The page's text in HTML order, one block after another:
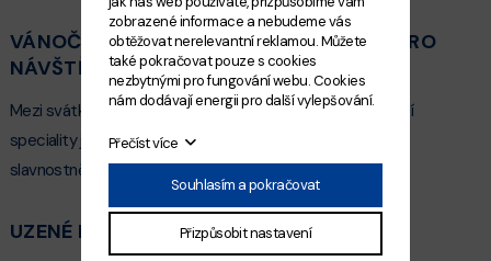
VÁNOČNÍ POHOŠTĚNÍ A STUDENÉ MÍSY PRO
NÁVŠTĚVY
Mezi svátky se u stolu často střídají návštěvy, a právě rybí
speciality jsou skvělou volbou, jsou lehké, chutné a působí
slavnostně.
UZENÉ RYBY
zobrazené informace a nebudeme vás
obtěžovat nerelevantní reklamou. Můžete
také pokračovat pouze s cookies
nezbytnými pro fungování webu. Cookies
nám dodávají energii pro další vylepšování.
Přečíst více
Souhlasím a pokračovat
Přizpůsobit nastavení